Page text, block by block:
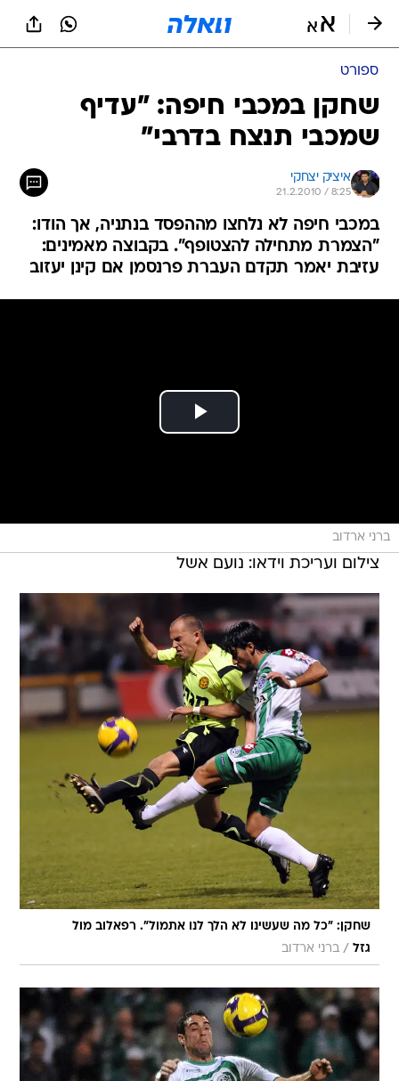
ספורט
שחקן במכבי חיפה: "עדיף
שמכבי תנצח בדרבי"
איציק יצחקי
21.2.2010 / 8:25
במכבי חיפה לא נלחצו מההפסד בנתניה, אך הודו:
"הצמרת מתחילה להצטופף". בקבוצה מאמינים:
עזיבת יאמר תקדם העברת פרנסמן אם קינן יעזוב
ברני ארדוב
צילום ועריכת וידאו: נועם אשל
שחקן: "כל מה שעשינו לא הלך לנו אתמול". רפאלוב מול
גזל / ברני ארדוב